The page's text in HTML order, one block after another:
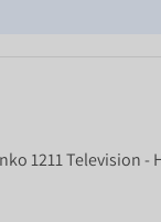
1211 Television -